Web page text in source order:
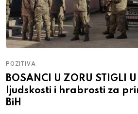
POZITIVA
BOSANCI U ZORU STIGLI
ljudskosti i hrabrosti za
BiH